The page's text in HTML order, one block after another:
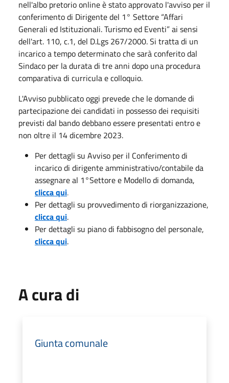
nell'albo pretorio online è stato approvato l'avviso per il
conferimento di Dirigente del 1° Settore “Affari
Generali ed Istituzionali. Turismo ed Eventi” ai sensi
dell'art. 110, c.1, del D.Lgs 267/2000. Si tratta di un
incarico a tempo determinato che sarà conferito dal
Sindaco per la durata di tre anni dopo una procedura
comparativa di curricula e colloquio.
L'Avviso pubblicato oggi prevede che le domande di
partecipazione dei candidati in possesso dei requisiti
previsti dal bando debbano essere presentati entro e
non oltre il 14 dicembre 2023.
Per dettagli su Avviso per il Conferimento di
incarico di dirigente amministrativo/contabile da
assegnare al 1°Settore e Modello di domanda,
clicca qui.
Per dettagli su provvedimento di riorganizzazione,
clicca qui.
Per dettagli su piano di fabbisogno del personale,
clicca qui.
A cura di
Giunta comunale